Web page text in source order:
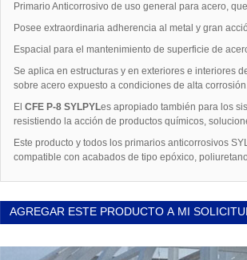
Primario Anticorrosivo de uso general para acero,
Posee extraordinaria adherencia al metal y gran
Espacial para el mantenimiento de superficie de
Se aplica en estructuras y en exteriores e interiores
sobre acero expuesto a condiciones de alta
El CFE P-8 SYLPYLes apropiado también para los
resistiendo la acción de productos químicos,
Este producto y todos los primarios anticorrosivos
compatible con acabados de tipo epóxico,
AGREGAR ESTE PRODUCTO A MI